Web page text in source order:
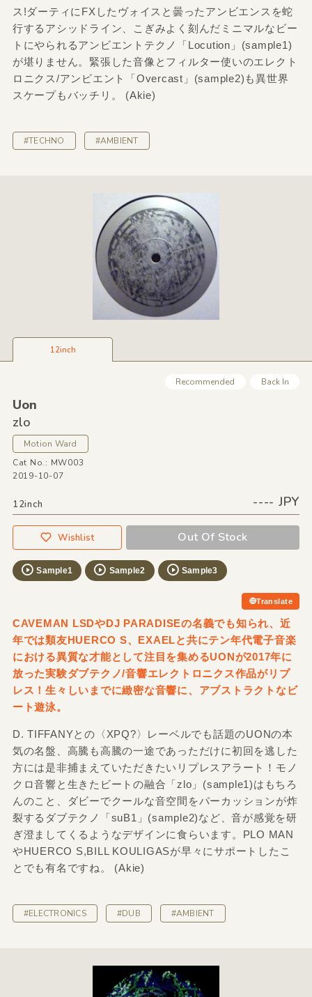
ス!ダーティにFXしたヴォイスと曇ったアンビエンスを蛇
行するアシッドライン、こぎみよく刻んだミニマルなビー
トにやられるアンビエントテクノ「Locution」(sample1)
が堪りません。緊張した音像とフィルター使いのエレクト
ロニクス/アンビエント「Overcast」(sample2)も異世界
スケープもバッチリ。 (Akie)
#TECHNO #AMBIENT
12inch
Recommended Back In
Uon
zlo
Motion Ward
Cat No.: MW003
2019-10-07
12inch ---- JPY
Wishlist Out Of Stock
Sample1 Sample2 Sample3
Translate
CAVEMAN LSDやDJ PARADISEの名義でも知られ、近
年では類友HUERCO S、EXAELと共にテン年代電子音楽
における異質な才能として注目を集めるUONが2017年に
放った実験ダブテクノ/音響エレクトロニクス作品がリプ
レス！生々しいまでに緻密な音響に、アブストラクトなビ
ート遊泳。
D. TIFFANYとの〈XPQ?〉レーベルでも話題のUONの本
気の名盤、高騰も高騰の一途であっただけに初回を逃した
方には是非捕まえていただきたいリプレスアラート！モノ
クロ音響と生きたビートの融合「zlo」(sample1)はもちろ
んのこと、ダビーでクールな音空間をパーカッションが炸
裂するダブテクノ「suB1」(sample2)など、音が感覚を研
ぎ澄ましてくるようなデザインに食らいます。PLO MAN
やHUERCO S,BILL KOULIGASが早々にサポートしたこ
とでも有名ですね。 (Akie)
#ELECTRONICS #DUB #AMBIENT